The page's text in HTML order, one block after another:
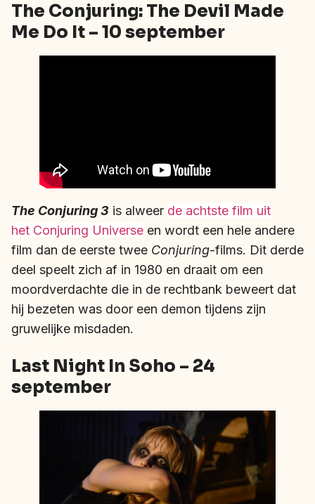
The Conjuring: The Devil Made
Me Do It – 10 september
The Conjuring 3 is alweer de achtste film uit
het Conjuring Universe en wordt een hele andere
film dan de eerste twee Conjuring-films. Dit derde
deel speelt zich af in 1980 en draait om een
moordverdachte die in de rechtbank beweert dat
hij bezeten was door een demon tijdens zijn
gruwelijke misdaden.
Last Night In Soho – 24
september